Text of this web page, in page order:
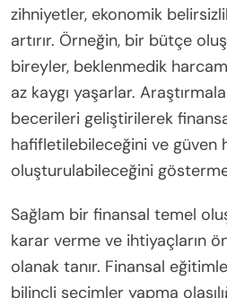
zihniyetler, ekonomik
artırır. Örneğin, bir bütçe
bireyler, beklenmedik
az kaygı yaşarlar.
becerileri geliştirilerek
hafifletilebileceğini ve güven
oluşturulabileceğini
Sağlam bir finansal temel
karar verme ve ihtiyaçların
olanak tanır. Finansal
bilinçli seçimler yapma